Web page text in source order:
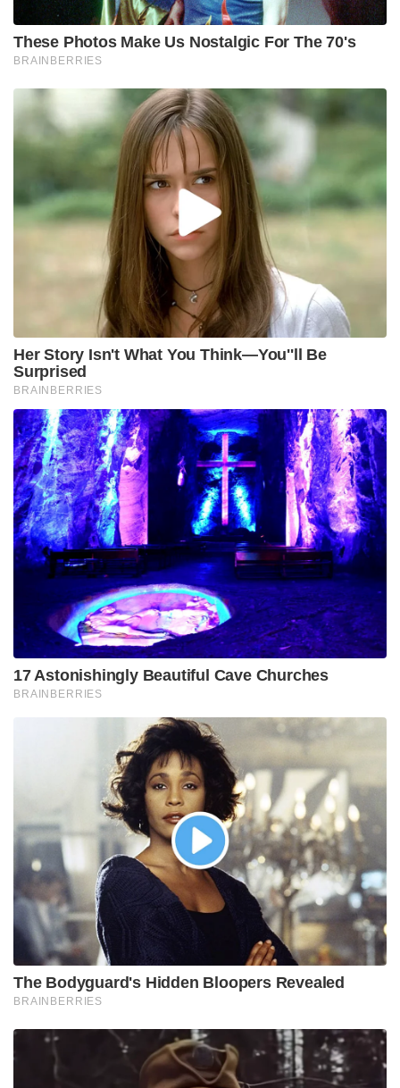
ദാരിദ്ര്യരേഖയ്ക്ക് മുകളിലേക്ക് കൊണ്ടുവരാൻ മോദി
സർക്കാരിന് സാധിച്ചുവെന്ന് അദ്ദേഹം ചൂണ്ടിക്കാട്ടി.
പട്ടേൽ, ഉപമുഖ്യമന്ത്രി ഹർഷ സംഘവി എന്നിവരും മറ്റ്
മുതിർന്ന ബിജെപി നേതാക്കളും ചേർന്ന് മുൻ
ഗുജറാത്ത് മുഖ്യമന്ത്രിയും മുതിർന്ന ബിജെപി
നേതാവുമായിരുന്ന വിജയ് രൂപാണിക്ക്
ആദരാഞ്ജലികൾ അർപ്പിച്ചു. 2025-ൽ ഉണ്ടായ എയർ
ഇന്ത്യ AI-171 വിമാനാപകടത്തിലാണ് വിജയ്
രൂപാണിക്ക് ജീവൻ നഷ്ടമായത്. അദ്ദേഹത്തിന്റെ
സ്മരണ പുതുക്കിക്കൊണ്ടാണ് നേതാക്കൾ
പരിപാടിയിൽ സംസാരിച്ചത്.
Bhupendra Patel Narendra Modi